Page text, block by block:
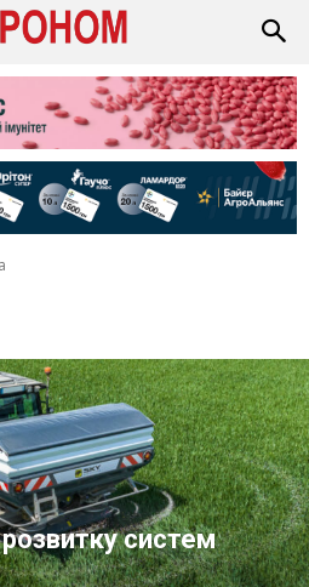
систем